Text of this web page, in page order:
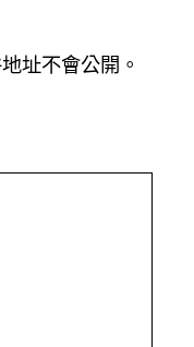
址不會公開。